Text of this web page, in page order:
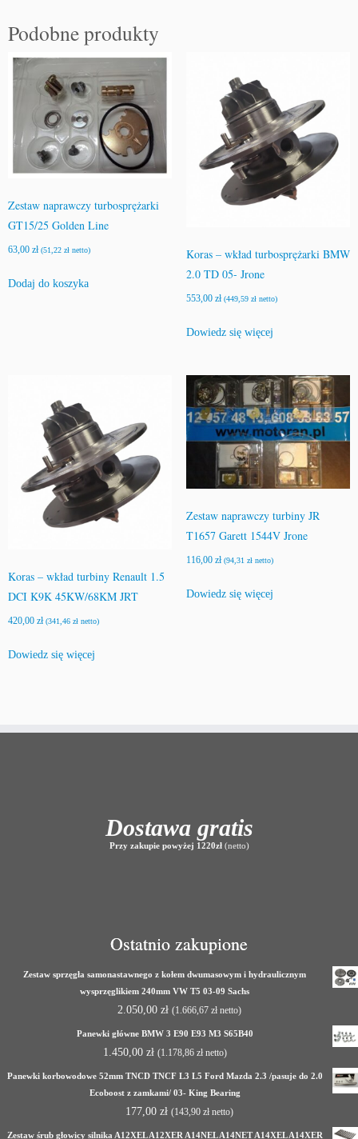
Podobne produkty
Zestaw naprawczy turbosprężarki
GT15/25 Golden Line
63,00 zł (51,22 zł netto)
Dodaj do koszyka
Koras – wkład turbosprężarki BMW
2.0 TD 05- Jrone
553,00 zł (449,59 złnetto)
Dowiedz się więcej
Koras – wkład turbiny Renault 1.5
DCI K9K 45KW/68KM JRT
420,00 zł (341,46 zł netto)
Dowiedz się więcej
Zestaw naprawczy turbiny JR
T1657 Garett 1544V Jrone
116,00 zł (94,31 złnetto)
Dowiedz się więcej
Dostawa gratis
Przy zakupie powyżej 1220zł(netto)
Ostatnio zakupione
Zestaw sprzęgła samonastawnego z kołem dwumasowym i hydraulicznym
wysprzęglikiem 240mm VW T5 03-09 Sachs
2.050,00 zł (1.666,67 złnetto)
Panewki główne BMW 3 E90 E93 M3 S65B40
1.450,00 zł (1.178,86 złnetto)
Panewki korbowodowe 52mm TNCD TNCF L3 L5 Ford Mazda 2.3 /pasuje do 2.0
Ecoboost z zamkami/ 03- King Bearing
177,00 zł (143,90 złnetto)
Zestaw śrub głowicy silnika A12XEL A12XER A14NEL A14NET A14XEL A14XER